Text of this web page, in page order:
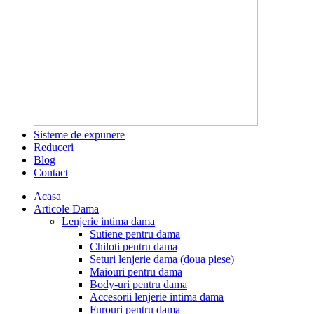
Sisteme de expunere
Reduceri
Blog
Contact
Acasa
Articole Dama
Lenjerie intima dama
Sutiene pentru dama
Chiloti pentru dama
Seturi lenjerie dama (doua piese)
Maiouri pentru dama
Body-uri pentru dama
Accesorii lenjerie intima dama
Furouri pentru dama